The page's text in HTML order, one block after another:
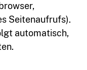
Seitenaufrufs).
automatisch,